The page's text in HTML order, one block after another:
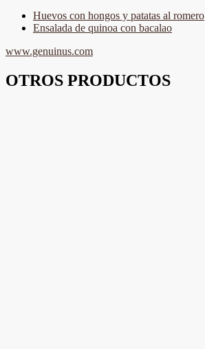
Huevos con hongos y patatas al romero
Ensalada de quinoa con bacalao
www.genuinus.com
OTROS PRODUCTOS